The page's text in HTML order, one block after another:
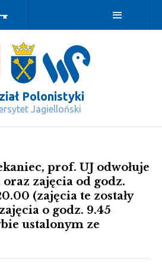
Polonistyki
Jagielloński
prof. UJ odwołuje
zajęcia od godz.
(zajęcia te zostały
o godz. 9.45
ustalonym ze